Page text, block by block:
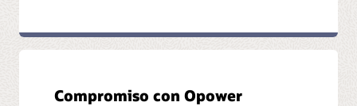
Compromiso con Opower